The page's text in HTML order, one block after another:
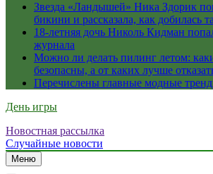
Звезда «Ландышей» Ника Здорик
бикини и рассказала, как добилась
18-летняя дочь Николь Кидман
журнала
Можно ли делать пилинг летом:
безопасны, а от каких лучше
Перечислены главные модные
День игры
Новостная рассылка
Случайные новости
Меню